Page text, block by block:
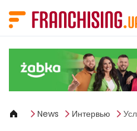
News Интервью